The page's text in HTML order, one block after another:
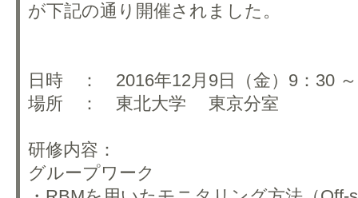
が下記の通り開催されました。
日時 ： 2016年12月9日（金）9：30 ～
場所 ： 東北大学 東京分室
研修内容：
グループワーク